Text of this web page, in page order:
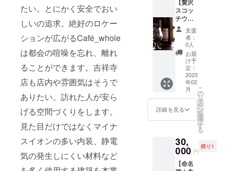
たい。とにかく安全でおい
しいの追求。絶好のロケー
ションが広がるCafé_whole
は都会の喧噪を忘れ、離れ
ることができます。吉祥寺
店も店内や雰囲気はそうで
ありたい。訪れた人が安ら
げる空間づくりをします。
見た目だけではなくマイナ
スイオンの多い内装、静電
気の発生しにくい材料など
だけま
す！当
日まで
何の
ウィス
キーか
は秘密
です
が、
味・品
質とも
に満足
いただ
ける内
ます！
※画像は
イメー
ジで
【贅沢
スコッ
チウィ
スキー3
種飲み
比べ】
高級な
スコッ
チウィ
スキー
をお好
きな割
り方で
お楽し
みくだ
さい！
で何の
ウィス
キーか
は秘密
支援
者：
0人
お届
け予
定：
2023
年02
月
詳細を見る
こ
の
リ
タ
ー
ン
を
選
択
す
る
30,
000 円
残り1
【命名